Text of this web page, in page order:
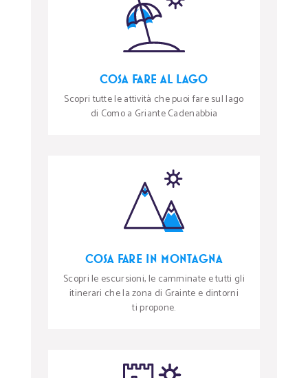
COSA FARE AL LAGO
Scopri tutte le attività che puoi fare sul lago
di Como a Griante Cadenabbia
COSA FARE IN MONTAGNA
Scopri le escursioni, le camminate e tutti gli
itinerari che la zona di Grainte e dintorni
ti propone.